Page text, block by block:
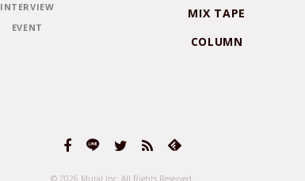
INTERVIEW
EVENT
MIX TAPE
COLUMN
© 2026 Mural Inc. All Rights Reserved.